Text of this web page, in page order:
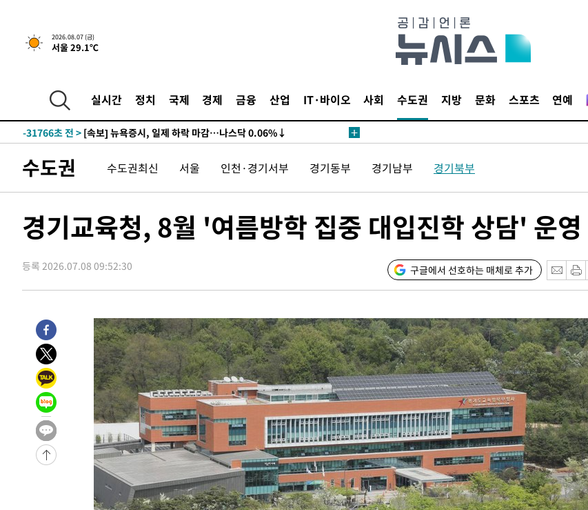
2026.08.07 (금)
서울 29.1℃
실시간 정치 국제 경제 금융 산업 IT·바이오 사회 수도권 지방 문화 스포츠 연예
-31766초 전 > [속보] 뉴욕증시, 일제 하락 마감…나스닥 0.06%↓
수도권 수도권최신 서울 인천·경기서부 경기동부 경기남부 경기북부
경기교육청, 8월 '여름방학 집중 대입진학 상담' 운영
등록 2026.07.08 09:52:30 구글에서 선호하는 매체로 추가